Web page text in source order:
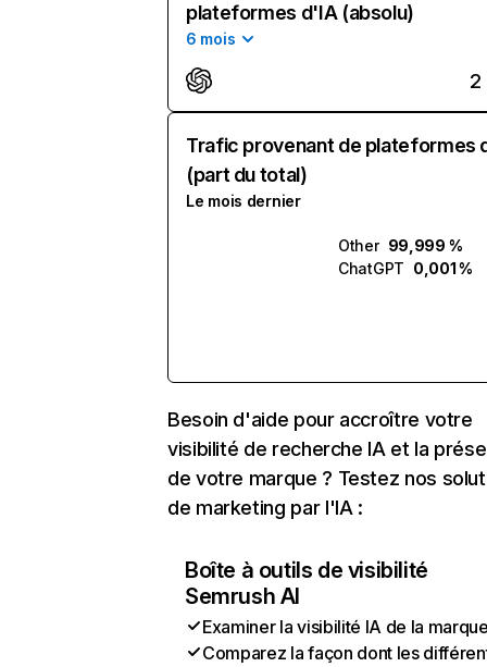
plateformes d'IA (absolu)
6 mois
2
Trafic provenant de plateformes
(part du total)
Le mois dernier
Other 99,999 %
ChatGPT 0,001 %
Besoin d'aide pour accroître votre
visibilité de recherche IA et la
de votre marque ? Testez nos
de marketing par l'IA :
Boîte à outils de visibilité
Semrush AI
Examiner la visibilité IA de la
Comparez la façon dont les